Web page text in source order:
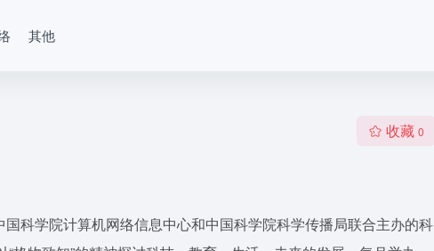
其他
收藏 0
国科学院计算机网络信息中心和中国科学院科学传播局联合主办的科